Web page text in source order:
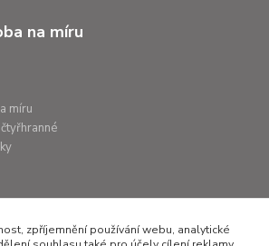
na míru
míru
zpříjemnění používání webu, analytické